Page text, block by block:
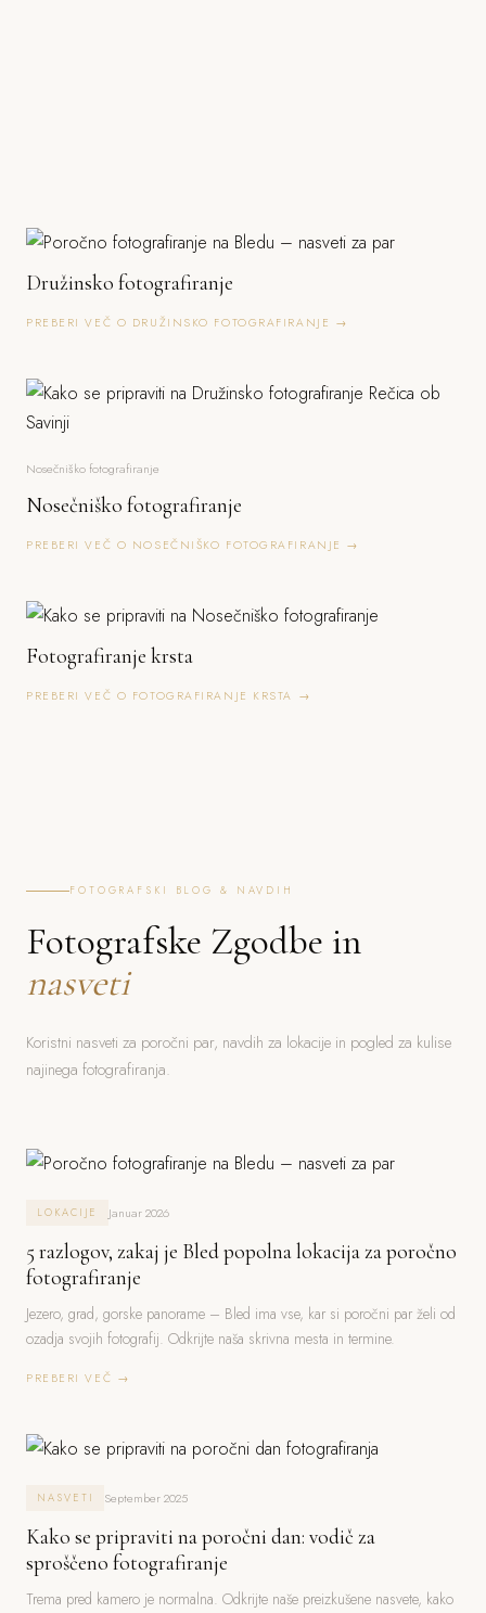
Družinsko fotografiranje
PREBERI VEČ O DRUŽINSKO FOTOGRAFIRANJE →
Nosečniško fotografiranje
Nosečniško fotografiranje
PREBERI VEČ O NOSEČNIŠKO FOTOGRAFIRANJE →
Fotografiranje krsta
PREBERI VEČ O FOTOGRAFIRANJE KRSTA →
FOTOGRAFSKI BLOG & NAVDIH
Fotografske Zgodbe in
nasveti
Koristni nasveti za poročni par, navdih za lokacije in pogled za kulise
najinega fotografiranja.
LOKACIJE Januar 2026
5 razlogov, zakaj je Bled popolna lokacija za poročno
fotografiranje
Jezero, grad, gorske panorame – Bled ima vse, kar si poročni par želi od
ozadja svojih fotografij. Odkrijte naša skrivna mesta in termine.
PREBERI VEČ →
NASVETI September 2025
Kako se pripraviti na poročni dan: vodič za
sproščeno fotografiranje
Trema pred kamero je normalna. Odkrijte naše preizkušene nasvete, kako